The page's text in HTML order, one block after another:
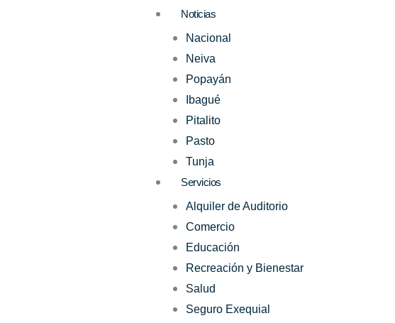
Noticias
Nacional
Neiva
Popayán
Ibagué
Pitalito
Pasto
Tunja
Servicios
Alquiler de Auditorio
Comercio
Educación
Recreación y Bienestar
Salud
Seguro Exequial